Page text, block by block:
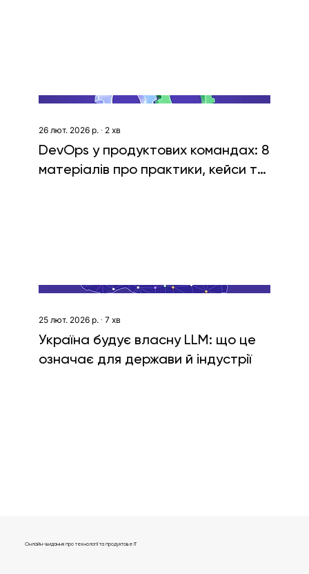
26 лют. 2026 р. ∙ 2 хв
DevOps у продуктових командах: 8
матеріалів про практики, кейси та
25 лют. 2026 р. ∙ 7 хв
Україна будує власну LLM: що це
означає для держави й індустрії
Онлайн-видання про технології та продуктове IT